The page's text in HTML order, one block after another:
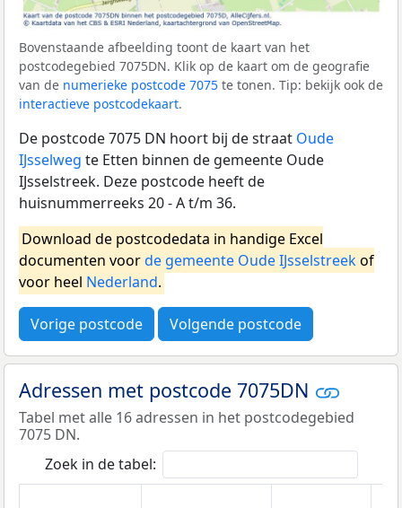
Bovenstaande afbeelding toont de kaart van het
postcodegebied 7075DN. Klik op de kaart om de geografie
van de numerieke postcode 7075 te tonen. Tip: bekijk ook de
interactieve postcodekaart.
De postcode 7075 DN hoort bij de straat Oude
IJsselweg te Etten binnen de gemeente Oude
IJsselstreek. Deze postcode heeft de
huisnummerreeks 20 - A t/m 36.
Download de postcodedata in handige Excel
documenten voorde gemeente Oude IJsselstreekof
voor heel Nederland.
Vorige postcode Volgende postcode
Adressen met postcode 7075DN
Tabel met alle 16 adressen in het postcodegebied
7075 DN.
Zoek in de tabel: